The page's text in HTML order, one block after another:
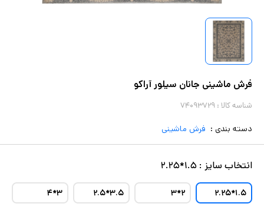
فرش ماشینی جانان سیلور آراکو
شناسه کالا : ۷۴۰۹۳۷۲۹
دسته بندی : فرش ماشینی
انتخابسایز : ۱.۵*۲.۲۵
۱.۵*۲.۲۵ ۲*۳ ۳.۵*۲.۵ ۳*۴